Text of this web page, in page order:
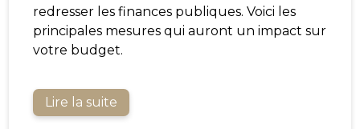
redresser les finances publiques. Voici les
principales mesures qui auront un impact sur
votre budget.
Lire la suite